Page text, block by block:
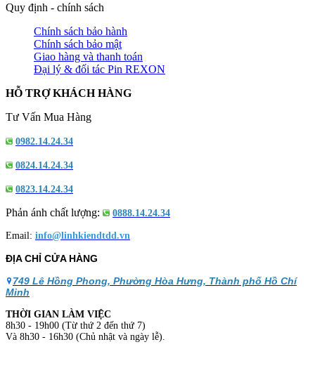
Quy định - chính sách
Chính sách bảo hành
Chính sách bảo mật
Giao hàng và thanh toán
Đại lý & đối tác Pin REXON
HỖ TRỢ KHÁCH HÀNG
Tư Vấn Mua Hàng
0982.14.24.34
0824.14.24.34
0823.14.24.34
Phản ánh chất lượng: 0888.14.24.34
Email: info@linhkiendtdd.vn
ĐỊA CHỈ CỬA HÀNG
749 Lê Hồng Phong, Phường Hòa Hưng, Thành phố Hồ Chí
Minh
THỜI GIAN LÀM VIỆC
8h30 - 19h00 (Từ thứ 2 đến thứ 7)
Và 8h30 - 16h30 (Chủ nhật và ngày lễ).